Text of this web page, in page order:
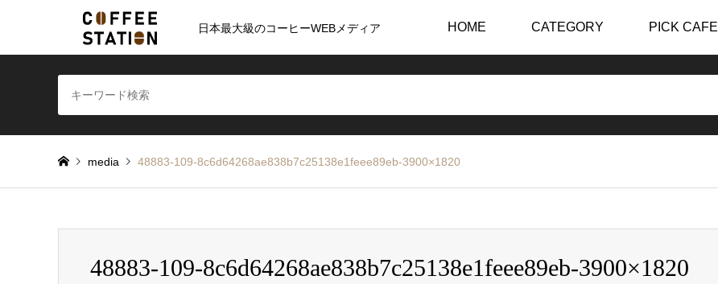
日本最大級のコーヒーWEBメディア HOME CATEGORY PICK CAFE
media 48883-109-8c6d64268ae838b7c25138e1feee89eb-3900×1820
48883-109-8c6d64268ae838b7c25138e1feee89eb-3900×1820